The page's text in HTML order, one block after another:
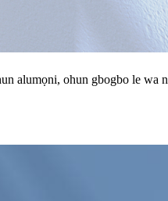
alumọni, ohun gbogbo le wa